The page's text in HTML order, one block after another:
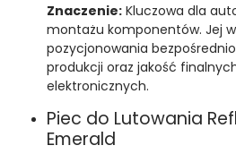
Znaczenie:Kluczowa dla
montażu komponentów. Jej
pozycjonowania
produkcji oraz jakość
elektronicznych.
Piec do Lutowania
Emerald